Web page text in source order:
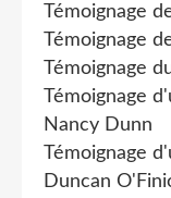
Témoignage
Témoignage
Témoignage
Témoignage
Nancy Dunn
Témoignage
Duncan